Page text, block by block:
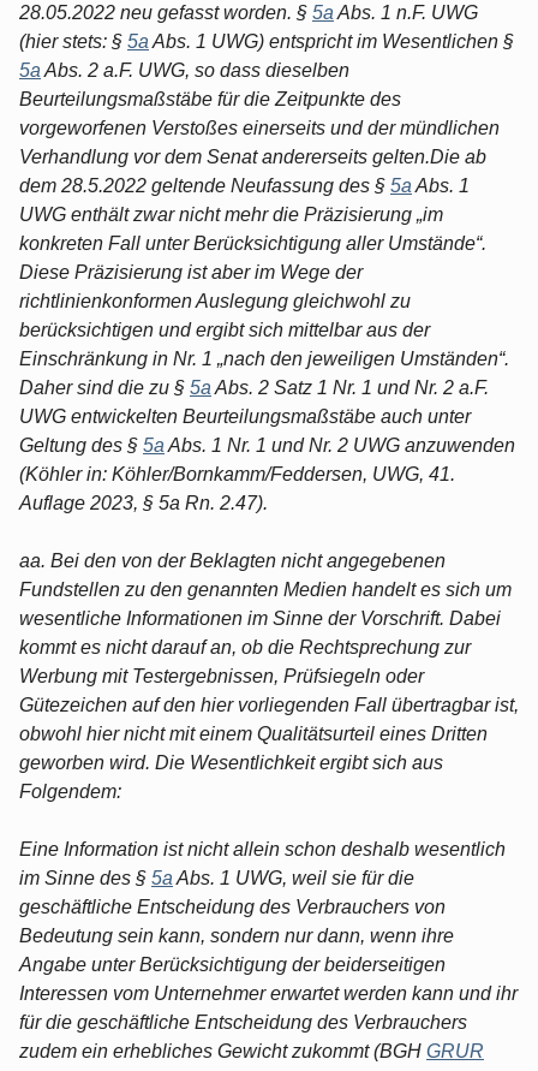
28.05.2022 neu gefasst worden. § 5a Abs. 1 n.F. UWG
(hier stets: § 5a Abs. 1 UWG) entspricht im Wesentlichen §
5a Abs. 2 a.F. UWG, so dass dieselben
Beurteilungsmaßstäbe für die Zeitpunkte des
vorgeworfenen Verstoßes einerseits und der mündlichen
Verhandlung vor dem Senat andererseits gelten.Die ab
dem 28.5.2022 geltende Neufassung des § 5a Abs. 1
UWG enthält zwar nicht mehr die Präzisierung „im
konkreten Fall unter Berücksichtigung aller Umstände“.
Diese Präzisierung ist aber im Wege der
richtlinienkonformen Auslegung gleichwohl zu
berücksichtigen und ergibt sich mittelbar aus der
Einschränkung in Nr. 1 „nach den jeweiligen Umständen“.
Daher sind die zu § 5a Abs. 2 Satz 1 Nr. 1 und Nr. 2 a.F.
UWG entwickelten Beurteilungsmaßstäbe auch unter
Geltung des § 5a Abs. 1 Nr. 1 und Nr. 2 UWG anzuwenden
(Köhler in: Köhler/Bornkamm/Feddersen, UWG, 41.
Auflage 2023, § 5a Rn. 2.47).
aa. Bei den von der Beklagten nicht angegebenen
Fundstellen zu den genannten Medien handelt es sich um
wesentliche Informationen im Sinne der Vorschrift. Dabei
kommt es nicht darauf an, ob die Rechtsprechung zur
Werbung mit Testergebnissen, Prüfsiegeln oder
Gütezeichen auf den hier vorliegenden Fall übertragbar ist,
obwohl hier nicht mit einem Qualitätsurteil eines Dritten
geworben wird. Die Wesentlichkeit ergibt sich aus
Folgendem:
Eine Information ist nicht allein schon deshalb wesentlich
im Sinne des § 5a Abs. 1 UWG, weil sie für die
geschäftliche Entscheidung des Verbrauchers von
Bedeutung sein kann, sondern nur dann, wenn ihre
Angabe unter Berücksichtigung der beiderseitigen
Interessen vom Unternehmer erwartet werden kann und ihr
für die geschäftliche Entscheidung des Verbrauchers
zudem ein erhebliches Gewicht zukommt (BGH GRUR